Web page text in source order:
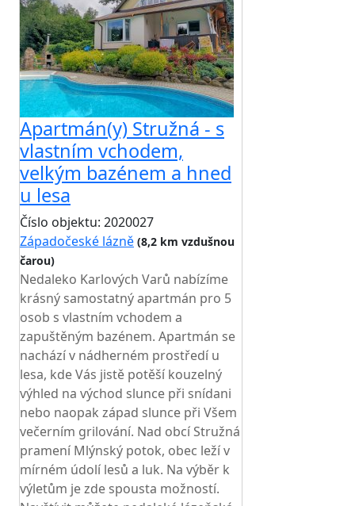
Apartmán(y) Stružná - s
vlastním vchodem,
velkým bazénem a hned
u lesa
Číslo objektu: 2020027
Západočeské lázně (8,2 km vzdušnou
čarou)
Nedaleko Karlových Varů nabízíme
krásný samostatný apartmán pro 5
osob s vlastním vchodem a
zapuštěným bazénem. Apartmán se
nachází v nádherném prostředí u
lesa, kde Vás jistě potěší kouzelný
výhled na východ slunce při snídani
nebo naopak západ slunce při Všem
večerním grilování. Nad obcí Stružná
pramení Mlýnský potok, obec leží v
mírném údolí lesů a luk. Na výběr k
výletům je zde spousta možností.